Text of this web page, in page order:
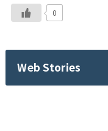
0
Web Stories